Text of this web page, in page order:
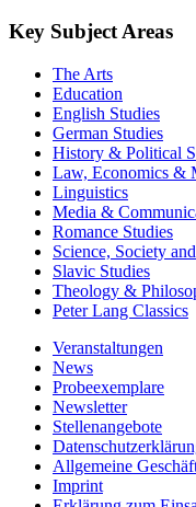
Key Subject Areas
The Arts
Education
English Studies
German Studies
History & Political
Law, Economics &
Linguistics
Media &
Romance Studies
Science, Society
Slavic Studies
Theology &
Peter Lang Classics
Veranstaltungen
News
Probeexemplare
Newsletter
Stellenangebote
Allgemeine
Imprint